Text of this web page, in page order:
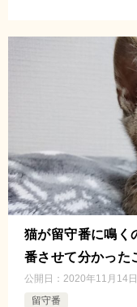
猫が留守番に鳴く
番させて分かった
公開日： 2020年11月14日
留守番